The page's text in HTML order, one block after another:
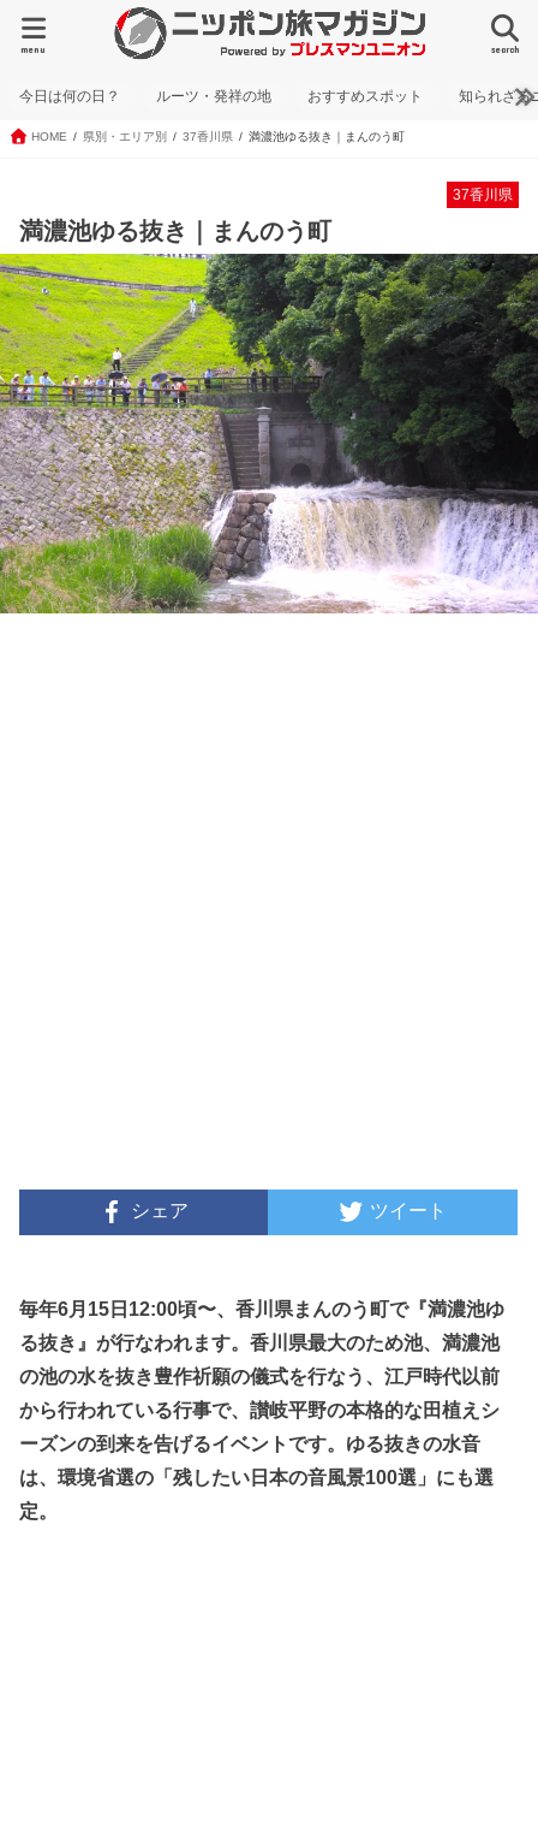
search
menu
今日は何の日？ ルーツ・発祥の地 おすすめスポット 知られざる
HOME 県別・エリア別 37香川県 満濃池ゆる抜き｜まんのう町
37香川県
満濃池ゆる抜き｜まんのう町
シェア ツイート
毎年6月15日12:00頃〜、香川県まんのう町で『満濃池ゆ
る抜き』が行なわれます。香川県最大のため池、満濃池
の池の水を抜き豊作祈願の儀式を行なう、江戸時代以前
から行われている行事で、讃岐平野の本格的な田植えシ
ーズンの到来を告げるイベントです。ゆる抜きの水音
は、環境省選の「残したい日本の音風景100選」にも選
定。